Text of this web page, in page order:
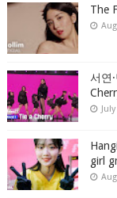
The
서연
girl